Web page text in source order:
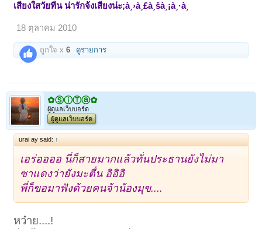
เสียงใสวัยทีน น่ารักจ้งเสียงน่ะ;à¸›à¸£à¸šà¸¡à¸·à¸­
18 ตุลาคม 2010
ถูกใจ x6 ดูรายการ
✿ⓈⓘⓉⓐ✿
ผู้ดูแลเว็บบอร์ด
ผู้ดูแลเว็บบอร์ด
urai ay said: ↑
เอร่ออออ นี่ก็สายมากแล้วทั่นประธานยังไม่มา
ซาแดงว่ายังมะตื่น อิอิอิ
พี่ก็ขอมาฟังด้วยคนจ้าน้องมุข....
หว๋าย....!